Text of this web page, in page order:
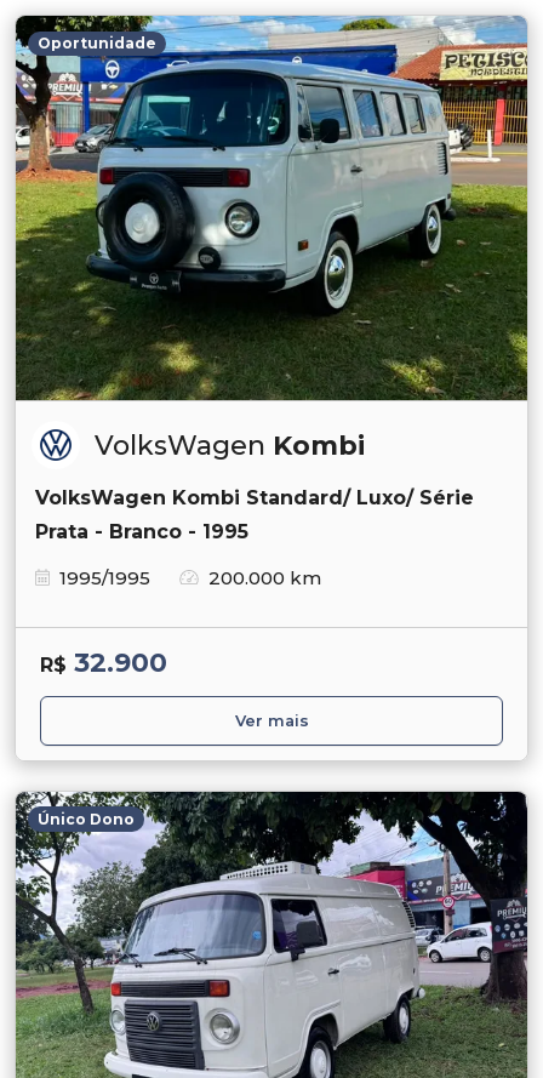
Oportunidade
VolksWagen Kombi
VolksWagen Kombi Standard/ Luxo/ Série
Prata - Branco - 1995
1995/1995
200.000 km
R$ 32.900
Ver mais
Único Dono